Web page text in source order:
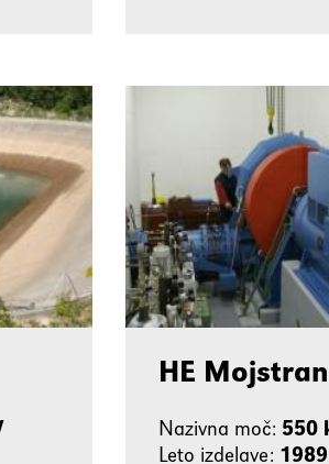
HE
Nazivna moč: 550
Leto izdelave: 1989